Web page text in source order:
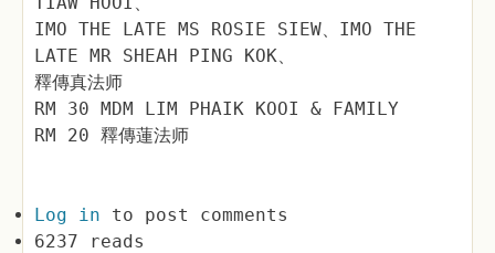
IMO THE LATE MS ROSIE SIEW、IMO THE
LATE MR SHEAH PING KOK、
釋傳真法师
RM 30 MDM LIM PHAIK KOOI & FAMILY
RM 20 釋傳蓮法师
Log in to post comments
6237 reads